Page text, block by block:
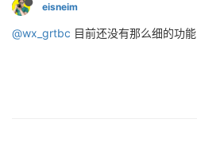
eisneim
@wx_grtbc 目前还没有那么细的功能